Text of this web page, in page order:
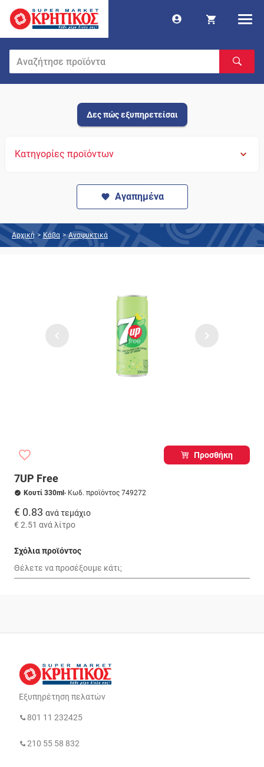
Δες πώς εξυπηρετείσαι
Κατηγορίες προϊόντων
Αγαπημένα
Αρχική > Κάβα > Αναψυκτικά
Προσθήκη
7UP Free
Κουτί 330ml - Κωδ. προϊόντος 749272
€ 0.83 ανά τεμάχιο
€ 2.51 ανά λίτρο
Σχόλια προϊόντος
Εξυπηρέτηση πελατών
801 11 232425
210 55 58 832